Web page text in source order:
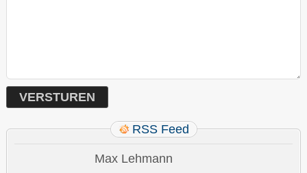
RSS Feed
Max Lehmann